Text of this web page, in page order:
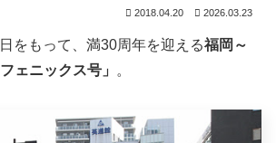
2018.04.20 2026.03.23
をもって、満30周年を迎える福岡～
ェニックス号」
。